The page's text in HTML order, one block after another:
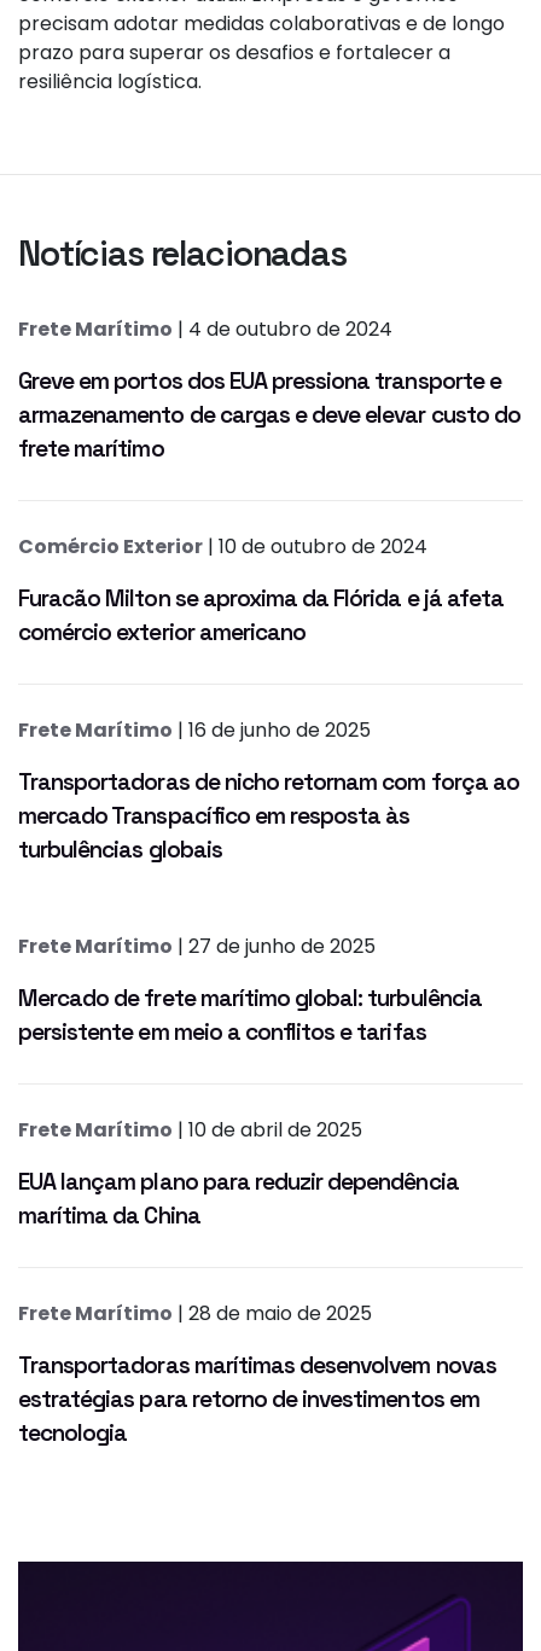
precisam adotar medidas colaborativas e de longo
prazo para superar os desafios e fortalecer a
resiliência logística.
Notícias relacionadas
Frete Marítimo | 4 de outubro de 2024
Greve em portos dos EUA pressiona transporte e
armazenamento de cargas e deve elevar custo do
frete marítimo
Comércio Exterior | 10 de outubro de 2024
Furacão Milton se aproxima da Flórida e já afeta
comércio exterior americano
Frete Marítimo | 16 de junho de 2025
Transportadoras de nicho retornam com força ao
mercado Transpacífico em resposta às
turbulências globais
Frete Marítimo | 27 de junho de 2025
Mercado de frete marítimo global: turbulência
persistente em meio a conflitos e tarifas
Frete Marítimo | 10 de abril de 2025
EUA lançam plano para reduzir dependência
marítima da China
Frete Marítimo | 28 de maio de 2025
Transportadoras marítimas desenvolvem novas
estratégias para retorno de investimentos em
tecnologia